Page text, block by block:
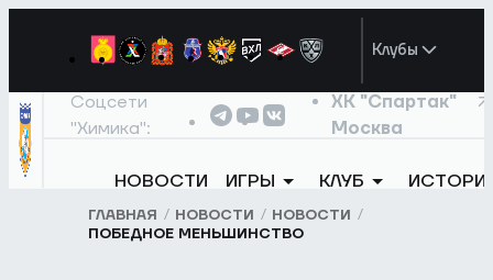
Клубы
Соцсети
"Химика":
ХК "Спартак"
Москва
НОВОСТИ ИГРЫ КЛУБ
ГЛАВНАЯ НОВОСТИ
НОВОСТИ
ПОБЕДНОЕ МЕНЬШИНСТВО